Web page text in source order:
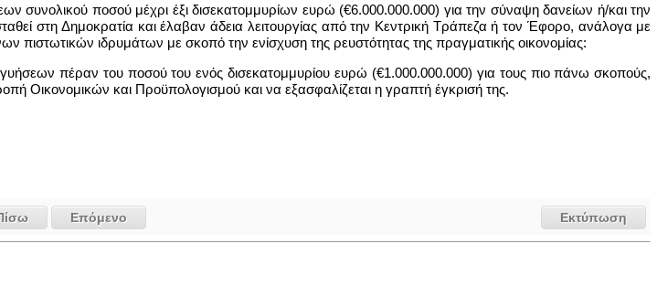
συνολικού ποσού μέχρι έξι δισεκατομμυρίων ευρώ (€6.000.000.000) για την σύναψη δανείων ή/και την
στη Δημοκρατία και έλαβαν άδεια λειτουργίας από την Κεντρική Τράπεζα ή τον Έφορο, ανάλογα με
ιδρυμάτων με σκοπό την ενίσχυση της ρευστότητας της πραγματικής οικονομίας:
πέραν του ποσού του ενός δισεκατομμυρίου ευρώ (€1.000.000.000) για τους πιο πάνω σκοπούς,
Οικονομικών και Προϋπολογισμού και να εξασφαλίζεται η γραπτή έγκρισή της.
Εκτύπωση
Επόμενο